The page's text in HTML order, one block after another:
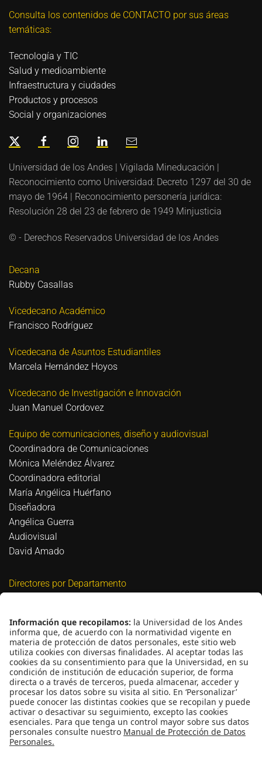
Consulta los contenidos de CONTACTO por sus áreas
temáticas:
Tecnología y TIC
Salud y medioambiente
Infraestructura y ciudades
Productos y procesos
Social y organizaciones
Universidad de los Andes | Vigilada Mineducación |
Reconocimiento como Universidad: Decreto 1297 del 30 de
mayo de 1964 | Reconocimiento personería jurídica:
Resolución 28 del 23 de febrero de 1949 Minjusticia
© - Derechos Reservados Universidad de los Andes
Decana
Rubby Casallas
Vicedecano Académico
Francisco Rodríguez
Vicedecana de Asuntos Estudiantiles
Marcela Hernández Hoyos
Vicedecano de Investigación e Innovación
Juan Manuel Cordovez
Equipo de comunicaciones, diseño y audiovisual
Coordinadora de Comunicaciones
Mónica Meléndez Álvarez
Coordinadora editorial
María Angélica Huérfano
Diseñadora
Angélica Guerra
Audiovisual
David Amado
Directores por Departamento
Civil y Ambiental
Nicolás Estrada Mejía
Eléctrica y Electrónica
Guillermo Jiménez Estévez
Industrial
María Catalina Rodríguez